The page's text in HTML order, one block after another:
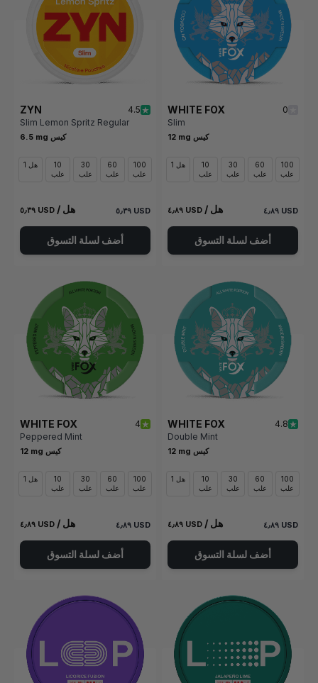
ZYN
4.5
Slim Lemon Spritz Regular
6.5 mg كيس
1 هل
10
علب
30
علب
60
علب
100
علب
٥٫٣٩ USD / هل ٥٫٣٩ USD
أضف لسلة التسوق
WHITE FOX
0
Slim
12 mg كيس
1 هل
10
علب
30
علب
60
علب
100
علب
٤٫٨٩ USD / هل ٤٫٨٩ USD
أضف لسلة التسوق
WHITE FOX
4
Peppered Mint
12 mg كيس
1 هل
10
علب
30
علب
60
علب
100
علب
٤٫٨٩ USD / هل ٤٫٨٩ USD
أضف لسلة التسوق
WHITE FOX
4.8
Double Mint
12 mg كيس
1 هل
10
علب
30
علب
60
علب
100
علب
٤٫٨٩ USD / هل ٤٫٨٩ USD
أضف لسلة التسوق